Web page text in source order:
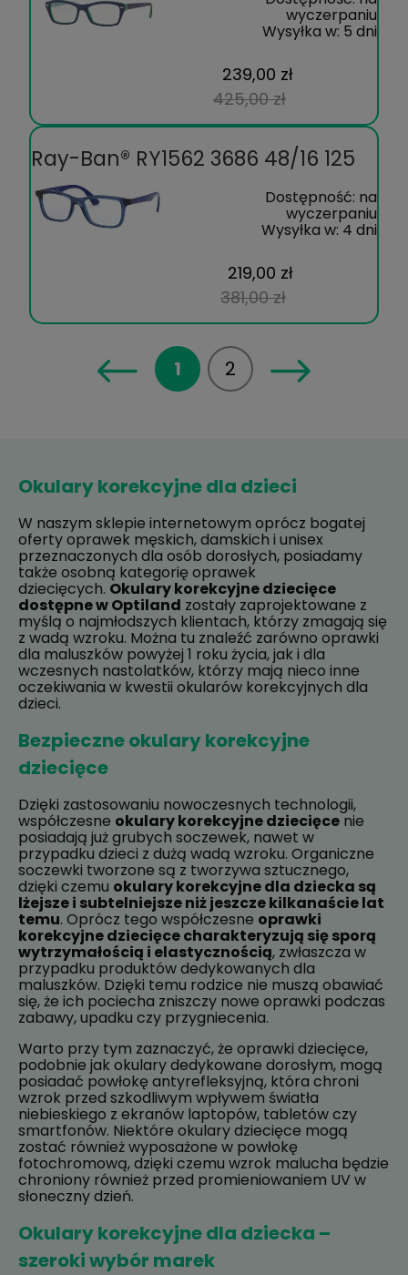
wyczerpaniu
Wysyłka w: 5 dni
239,00 zł
425,00 zł
Ray-Ban® RY1562 3686 48/16 125
Dostępność: na
wyczerpaniu
Wysyłka w: 4 dni
219,00 zł
381,00 zł
1 2
Okulary korekcyjne dla dzieci
W naszym sklepie internetowym oprócz bogatej
oferty oprawek męskich, damskich i unisex
przeznaczonych dla osób dorosłych, posiadamy
także osobną kategorię oprawek
dziecięcych. Okulary korekcyjne dziecięce
dostępne w Optiland zostały zaprojektowane z
myślą o najmłodszych klientach, którzy zmagają się
z wadą wzroku. Można tu znaleźć zarówno oprawki
dla maluszków powyżej 1 roku życia, jak i dla
wczesnych nastolatków, którzy mają nieco inne
oczekiwania w kwestii okularów korekcyjnych dla
dzieci.
Bezpieczne okulary korekcyjne
dziecięce
Dzięki zastosowaniu nowoczesnych technologii,
współczesne okulary korekcyjne dziecięce nie
posiadają już grubych soczewek, nawet w
przypadku dzieci z dużą wadą wzroku. Organiczne
soczewki tworzone są z tworzywa sztucznego,
dzięki czemu okulary korekcyjne dla dziecka są
lżejsze i subtelniejsze niż jeszcze kilkanaście lat
temu. Oprócz tego współczesne oprawki
korekcyjne dziecięce charakteryzują się sporą
wytrzymałością i elastycznością, zwłaszcza w
przypadku produktów dedykowanych dla
maluszków. Dzięki temu rodzice nie muszą obawiać
się, że ich pociecha zniszczy nowe oprawki podczas
zabawy, upadku czy przygniecenia.
Warto przy tym zaznaczyć, że oprawki dziecięce,
podobnie jak okulary dedykowane dorosłym, mogą
posiadać powłokę antyrefleksyjną, która chroni
wzrok przed szkodliwym wpływem światła
niebieskiego z ekranów laptopów, tabletów czy
smartfonów. Niektóre okulary dziecięce mogą
zostać również wyposażone w powłokę
fotochromową, dzięki czemu wzrok malucha będzie
chroniony również przed promieniowaniem UV w
słoneczny dzień.
Okulary korekcyjne dla dziecka –
szeroki wybór marek